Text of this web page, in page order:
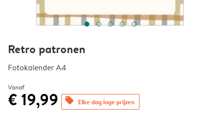
Retro patronen
Fotokalender A4
Vanaf
€ 19,99 offers Elke dag lage prijzen